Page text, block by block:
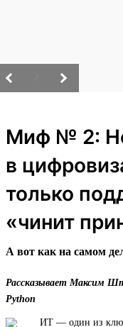
Миф № 2:
в
только
«чинит
А вот как на самом
Рассказывает Максим
Python
ИТ — один из